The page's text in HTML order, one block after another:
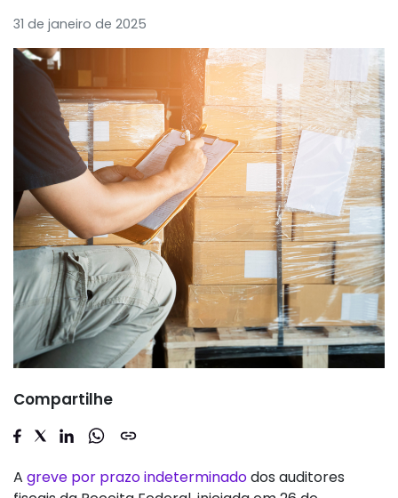
31 de janeiro de 2025
Compartilhe
A greve por prazo indeterminadodos auditores